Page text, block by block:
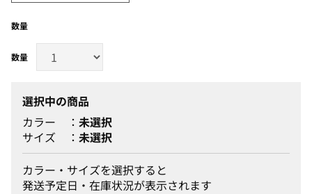
数量
選択中の商品
カラー
未選択
サイズ
未選択
カラー・サイズを選択すると
発送予定日・在庫状況が表示されます